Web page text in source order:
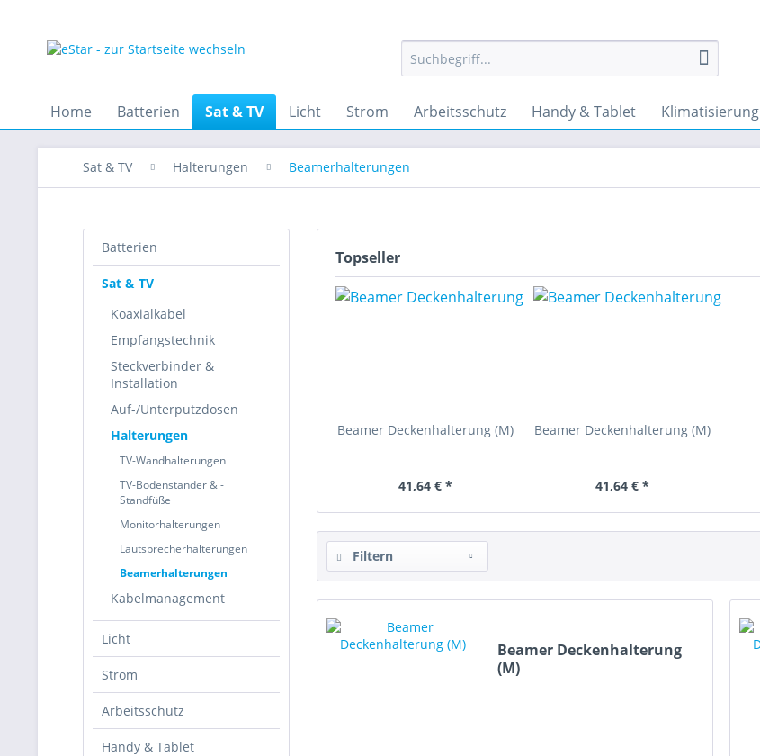
Home Batterien Sat & TV Licht Strom Arbeitsschutz Handy & Tablet Klimatisierung
Sat & TV Halterungen Beamerhalterungen
Batterien
Sat & TV
Koaxialkabel
Empfangstechnik
Steckverbinder &
Installation
Auf-/Unterputzdosen
Halterungen
TV-Wandhalterungen
TV-Bodenständer & -
Standfüße
Monitorhalterungen
Lautsprecherhalterungen
Beamerhalterungen
Kabelmanagement
Licht
Strom
Arbeitsschutz
Handy & Tablet
Topseller
Beamer Deckenhalterung (M)
41,64 € *
Beamer Deckenhalterung (M)
41,64 € *
Filtern
Beamer Deckenhalterung
(M)